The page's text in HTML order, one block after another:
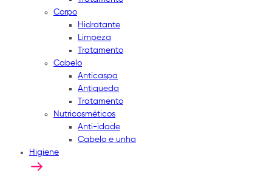
Corpo
Hidratante
Limpeza
Tratamento
Cabelo
Anticaspa
Antiqueda
Tratamento
Nutricosméticos
Anti-idade
Cabelo e unha
Higiene